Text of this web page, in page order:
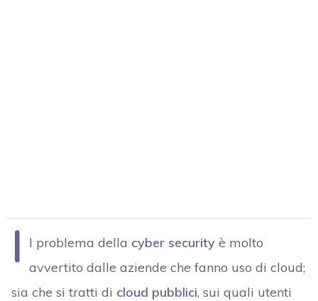
I l problema della cyber securityè molto
avvertito dalle aziende che fanno uso di cloud;
sia che si tratti di cloud pubblici, sui quali utenti